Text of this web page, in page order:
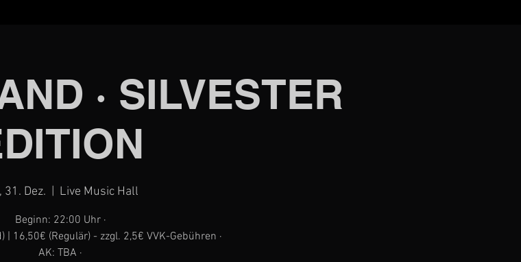
· SILVESTER
31. Dez. Live Music Hall
Beginn: 22:00 Uhr ·
| 16,50€ (Regulär) - zzgl. 2,5€ VVK-Gebühren ·
AK: TBA ·